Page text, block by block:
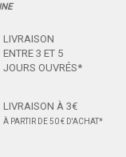
LIVRAISON
ENTRE 3 ET 5
JOURS OUVRÉS*
LIVRAISON À 3€
À PARTIR DE 50 € D'ACHAT*